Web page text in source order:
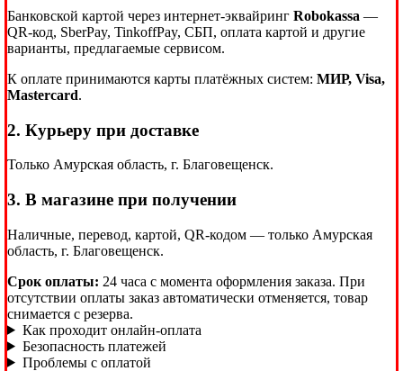
Банковской картой через интернет-эквайринг Robokassa —
QR-код, SberPay, TinkoffPay, СБП, оплата картой и другие
варианты, предлагаемые сервисом.
К оплате принимаются карты платёжных систем: МИР, Visa,
Mastercard.
2. Курьеру при доставке
Только Амурская область, г. Благовещенск.
3. В магазине при получении
Наличные, перевод, картой, QR-кодом — только Амурская
область, г. Благовещенск.
Срок оплаты: 24 часа с момента оформления заказа. При
отсутствии оплаты заказ автоматически отменяется, товар
снимается с резерва.
Как проходит онлайн-оплата
Безопасность платежей
Проблемы с оплатой